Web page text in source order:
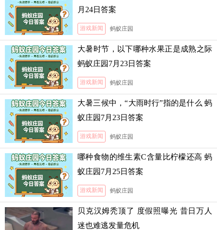
月24日答案
游戏新闻 蚂蚁庄园
大暑时节，以下哪种水果正是成熟之际
蚂蚁庄园7月23日答案
游戏新闻 蚂蚁庄园
大暑三候中，“大雨时行”指的是什么 蚂
蚁庄园7月23日答案
游戏新闻 蚂蚁庄园
哪种食物的维生素C含量比柠檬还高 蚂
蚁庄园7月25日答案
游戏新闻 蚂蚁庄园
贝克汉姆秃顶了 度假照曝光 昔日万人
迷也难逃发量危机